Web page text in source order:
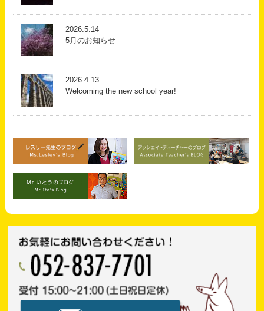
2026.5.14
5月のお知らせ
2026.4.13
Welcoming the new school year!